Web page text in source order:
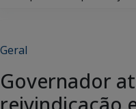
Geral
Governador